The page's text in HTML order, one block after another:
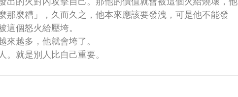
那麼糟」，久而久之，他本來應該要發洩，可是他不能發
這個怒火給壓垮。
來越多，他就會垮了。
就是別人比自己重要。